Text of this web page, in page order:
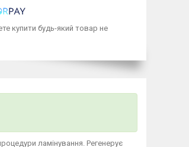
купити будь-який товар не
ламінування. Регенерує